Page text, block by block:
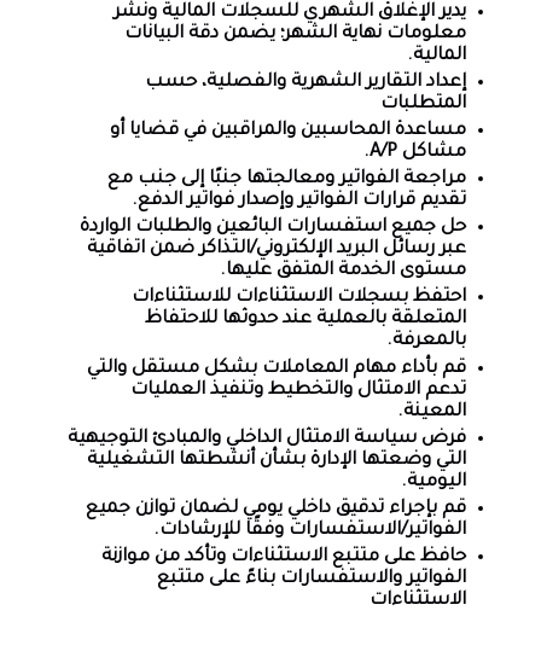
يدير الإغلاق الشهري للسجلات المالية ونشر
معلومات نهاية الشهر؛ يضمن دقة البيانات
المالية.
إعداد التقارير الشهرية والفصلية، حسب
المتطلبات
مساعدة المحاسبين والمراقبين في قضايا أو
مشاكل A/P.
مراجعة الفواتير ومعالجتها جنبًا إلى جنب مع
تقديم قرارات الفواتير وإصدار فواتير الدفع.
حل جميع استفسارات البائعين والطلبات الواردة
عبر رسائل البريد الإلكتروني/التذاكر ضمن اتفاقية
مستوى الخدمة المتفق عليها.
احتفظ بسجلات الاستثناءات للاستثناءات
المتعلقة بالعملية عند حدوثها للاحتفاظ
بالمعرفة.
قم بأداء مهام المعاملات بشكل مستقل والتي
تدعم الامتثال والتخطيط وتنفيذ العمليات
المعينة.
فرض سياسة الامتثال الداخلي والمبادئ التوجيهية
التي وضعتها الإدارة بشأن أنشطتها التشغيلية
اليومية.
قم بإجراء تدقيق داخلي يومي لضمان توازن جميع
الفواتير/الاستفسارات وفقًا للإرشادات.
حافظ على متتبع الاستثناءات وتأكد من موازنة
الفواتير والاستفسارات بناءً على متتبع
الاستثناءات